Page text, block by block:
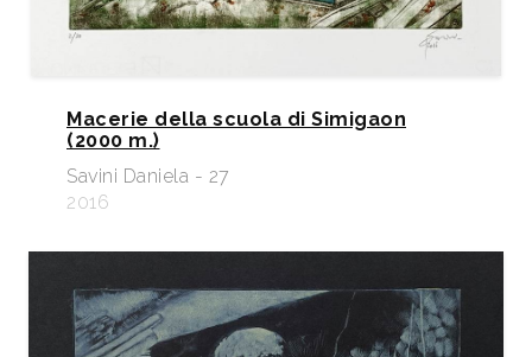
Macerie della scuola di Simigaon
(2000 m.)
Savini Daniela - 27
2016